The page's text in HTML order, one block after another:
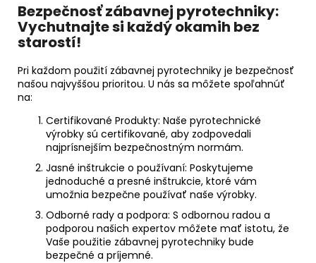
Bezpečnosť zábavnej pyrotechniky:
Vychutnajte si každý okamih bez
starostí!
Pri každom použití zábavnej pyrotechniky je bezpečnosť
našou najvyššou prioritou. U nás sa môžete spoľahnúť
na:
Certifikované Produkty: Naše pyrotechnické
výrobky sú certifikované, aby zodpovedali
najprísnejším bezpečnostným normám.
Jasné inštrukcie o používaní: Poskytujeme
jednoduché a presné inštrukcie, ktoré vám
umožnia bezpečne používať naše výrobky.
Odborné rady a podpora: S odbornou radou a
podporou našich expertov môžete mať istotu, že
Vaše použitie zábavnej pyrotechniky bude
bezpečné a príjemné.